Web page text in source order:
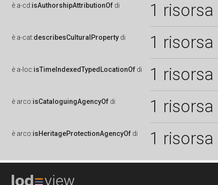
è a-cd:isAuthorshipAttributionOf di 1 risorsa
è a-cat:describesCulturalProperty di 1 risorsa
è a-loc:isTimeIndexedTypedLocationOf di 1 risorsa
è arco:isCataloguingAgencyOf di 1 risorsa
è arco:isHeritageProtectionAgencyOf di 1 risorsa